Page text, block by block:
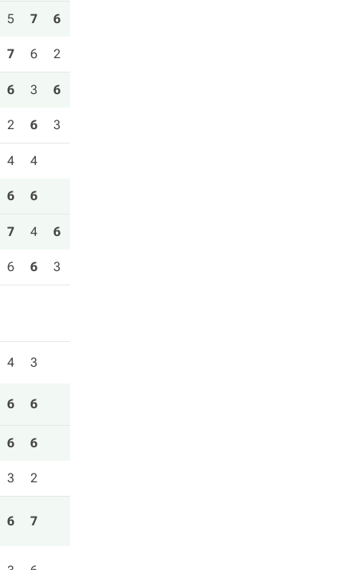
5 7 6
7 6 2
6 3 6
2 6 3
4 4
6 6
7 4 6
6 6 3
4 3
6 6
6 6
3 2
6 7